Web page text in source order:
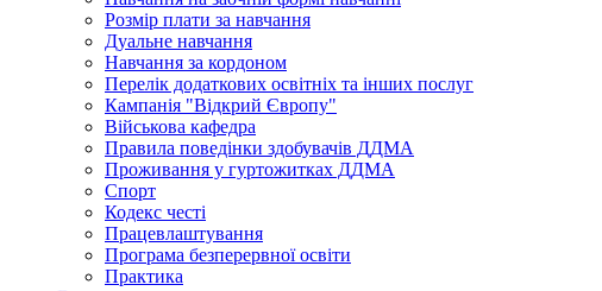
Розмір плати за навчання
Дуальне навчання
Навчання за кордоном
Перелік додаткових освітніх та інших послуг
Кампанія "Відкрий Європу"
Військова кафедра
Правила поведінки здобувачів ДДМА
Проживання у гуртожитках ДДМА
Спорт
Кодекс честі
Працевлаштування
Програма безперервної освіти
Практика